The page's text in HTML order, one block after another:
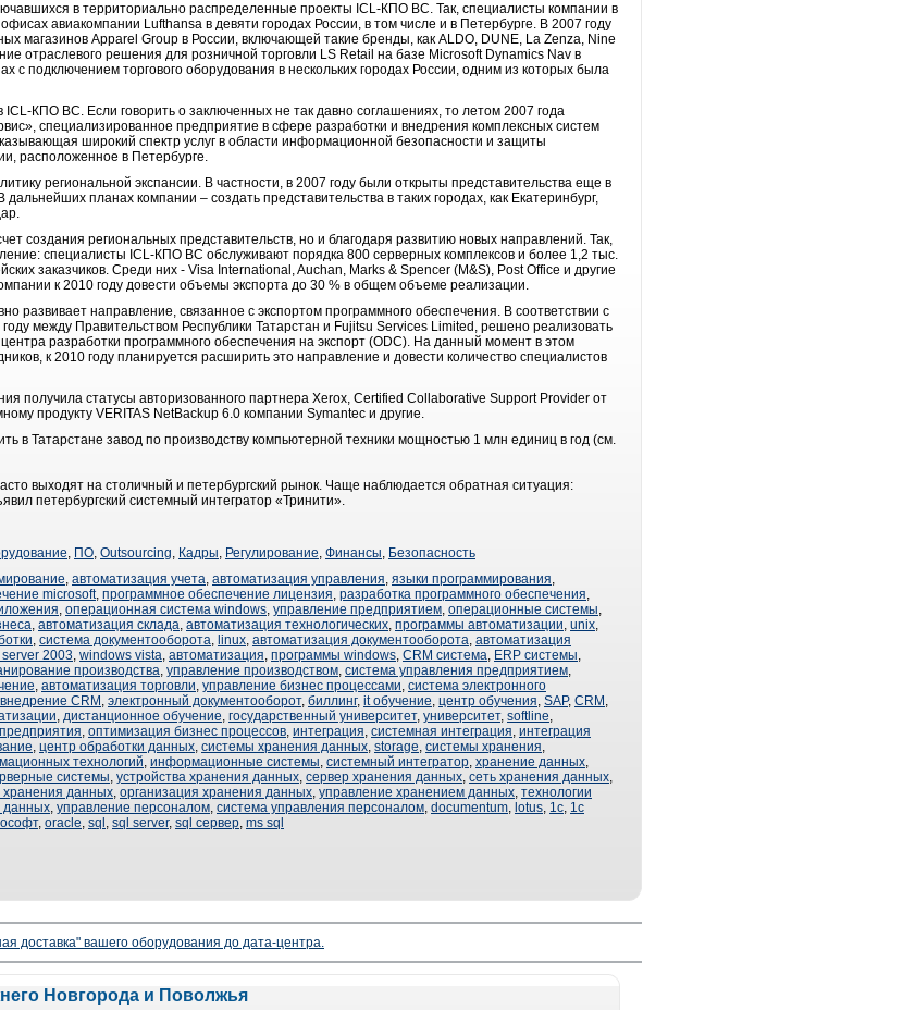
в территориально распределенные проекты ICL-КПО ВС. Так, специалисты компании в
авиакомпании Lufthansa в девяти городах России, в том числе и в Петербурге. В 2007 году
магазинов Apparel Group в России, включающей такие бренды, как ALDO, DUNE, La Zenza, Nine
отраслевого решения для розничной торговли LS Retail на базе Microsoft Dynamics Nav в
с подключением торгового оборудования в нескольких городах России, одним из которых была
ICL-КПО ВС. Если говорить о заключенных не так давно соглашениях, то летом 2007 года
специализированное предприятие в сфере разработки и внедрения комплексных систем
широкий спектр услуг в области информационной безопасности и защиты
расположенное в Петербурге.
региональной экспансии. В частности, в 2007 году были открыты представительства еще в
планах компании – создать представительства в таких городах, как Екатеринбург,
создания региональных представительств, но и благодаря развитию новых направлений. Так,
специалисты ICL-КПО ВС обслуживают порядка 800 серверных комплексов и более 1,2 тыс.
заказчиков. Среди них - Visa International, Auchan, Marks & Spencer (M&S), Post Office и другие
к 2010 году довести объемы экспорта до 30 % в общем объеме реализации.
развивает направление, связанное с экспортом программного обеспечения. В соответствии с
между Правительством Республики Татарстан и Fujitsu Services Limited, решено реализовать
разработки программного обеспечения на экспорт (ODC). На данный момент в этом
к 2010 году планируется расширить это направление и довести количество специалистов
получила статусы авторизованного партнера Xerox, Certified Collaborative Support Provider от
продукту VERITAS NetBackup 6.0 компании Symantec и другие.
в Татарстане завод по производству компьютерной техники мощностью 1 млн единиц в год (см.
выходят на столичный и петербургский рынок. Чаще наблюдается обратная ситуация:
петербургский системный интегратор «Тринити».
, ПО, Outsourcing, Кадры, Регулирование, Финансы, Безопасность
, автоматизация учета, автоматизация управления, языки программирования,
microsoft, программное обеспечение лицензия, разработка программного обеспечения,
, операционная система windows, управление предприятием, операционные системы,
, автоматизация склада, автоматизация технологических, программы автоматизации, unix,
, система документооборота, linux, автоматизация документооборота, автоматизация
2003, windows vista, автоматизация, программы windows, CRM система, ERP системы,
производства, управление производством, система управления предприятием,
, автоматизация торговли, управление бизнес процессами, система электронного
внедрение CRM , электронный документооборот, биллинг, it обучение, центр обучения, SAP, CRM ,
, дистанционное обучение, государственный университет, университет, softline,
, оптимизация бизнес процессов, интеграция, системная интеграция, интеграция
, центр обработки данных, системы хранения данных, storage, системы хранения,
технологий, информационные системы, системный интегратор, хранение данных,
системы, устройства хранения данных, сервер хранения данных, сеть хранения данных,
данных, организация хранения данных, управление хранением данных, технологии
данных, управление персоналом, система управления персоналом, documentum, lotus, 1с, 1с
, oracle, sql , sql server, sql сервер, ms sql
доставка" вашего оборудования до дата-центра.
Новгорода и Поволжья